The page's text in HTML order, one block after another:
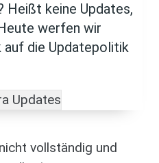
Heißt keine Updates,
werfen wir
auf die Updatepolitik
vollständig und